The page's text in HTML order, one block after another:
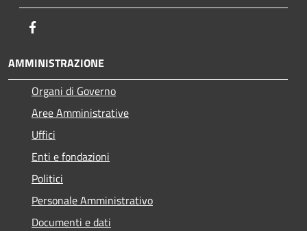
AMMINISTRAZIONE
Organi di Governo
Aree Amministrative
Uffici
Enti e fondazioni
Politici
Personale Amministrativo
Documenti e dati